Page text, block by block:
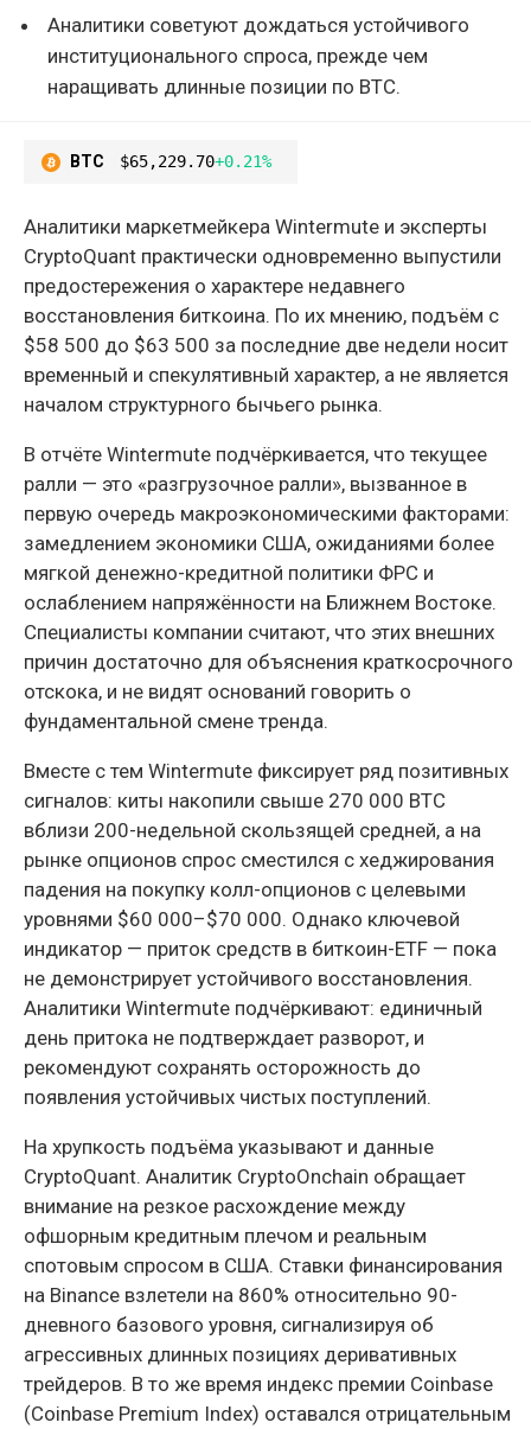
Аналитики советуют дождаться устойчивого
институционального спроса, прежде чем
наращивать длинные позиции по BTC.
BTC $65,229.70+0.21%
Аналитики маркетмейкера Wintermute и эксперты
CryptoQuant практически одновременно выпустили
предостережения о характере недавнего
восстановления биткоина. По их мнению, подъём с
$58 500 до $63 500 за последние две недели носит
временный и спекулятивный характер, а не является
началом структурного бычьего рынка.
В отчёте Wintermute подчёркивается, что текущее
ралли — это «разгрузочное ралли», вызванное в
первую очередь макроэкономическими факторами:
замедлением экономики США, ожиданиями более
мягкой денежно-кредитной политики ФРС и
ослаблением напряжённости на Ближнем Востоке.
Специалисты компании считают, что этих внешних
причин достаточно для объяснения краткосрочного
отскока, и не видят оснований говорить о
фундаментальной смене тренда.
Вместе с тем Wintermute фиксирует ряд позитивных
сигналов: киты накопили свыше 270 000 BTC
вблизи 200-недельной скользящей средней, а на
рынке опционов спрос сместился с хеджирования
падения на покупку колл-опционов с целевыми
уровнями $60 000–$70 000. Однако ключевой
индикатор — приток средств в биткоин-ETF — пока
не демонстрирует устойчивого восстановления.
Аналитики Wintermute подчёркивают: единичный
день притока не подтверждает разворот, и
рекомендуют сохранять осторожность до
появления устойчивых чистых поступлений.
На хрупкость подъёма указывают и данные
CryptoQuant. Аналитик CryptoOnchain обращает
внимание на резкое расхождение между
офшорным кредитным плечом и реальным
спотовым спросом в США. Ставки финансирования
на Binance взлетели на 860% относительно 90-
дневного базового уровня, сигнализируя об
агрессивных длинных позициях деривативных
трейдеров. В то же время индекс премии Coinbase
(Coinbase Premium Index) оставался отрицательным